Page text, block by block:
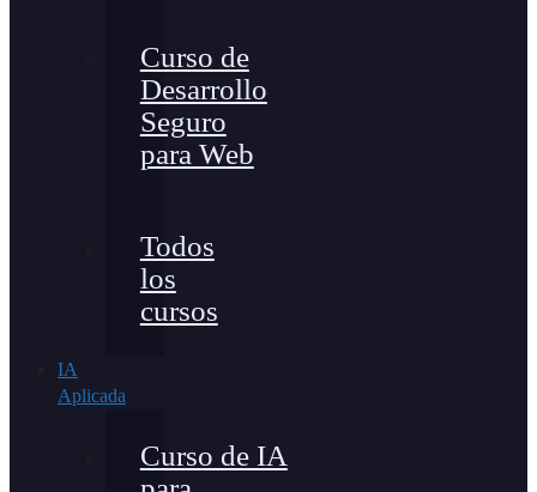
Curso de
Desarrollo
Seguro
para Web
Todos
los
cursos
IA
Aplicada
Curso de IA